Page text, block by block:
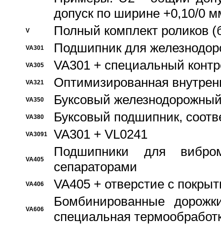
допуск по ширине +0,10/0
V Полный комплект роликов
VA301 Подшипник для
VA305 VA301 + специальный
VA321 Оптимизированная
VA350 Буксовый
VA380 Буксовый подшипник,
VA3091 VA301 + VL0241
VA405
Подшипники для
сепараторами
VA406 VA405 + отверстие с
VA606
Бомбинированные
специальная